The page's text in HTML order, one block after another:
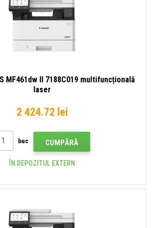
MF461dw II 7188C019 multifuncțională
laser
2 424.72 lei
buc CUMPĂRĂ
ÎN DEPOZITUL EXTERN